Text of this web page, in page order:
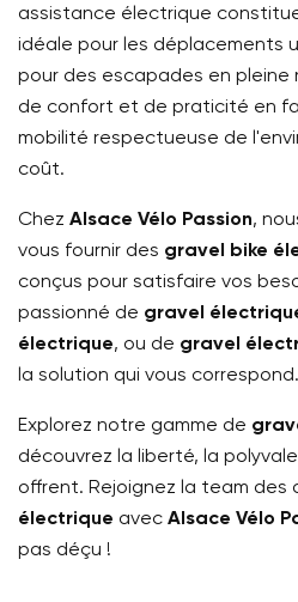
assistance électrique
idéale pour les déplacements
pour des escapades en pleine
de confort et de praticité en
mobilité respectueuse de
coût.
Chez Alsace Vélo Passion,
vous fournir des gravel bike
conçus pour satisfaire vos
passionné de gravel
électrique, ou de gravel
la solution qui vous correspond.
Explorez notre gamme de
découvrez la liberté, la
offrent. Rejoignez la team des
électrique avec Alsace Vélo
pas déçu !